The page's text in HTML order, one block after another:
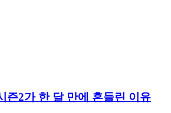
즌2가 한 달 만에 흔들린 이유